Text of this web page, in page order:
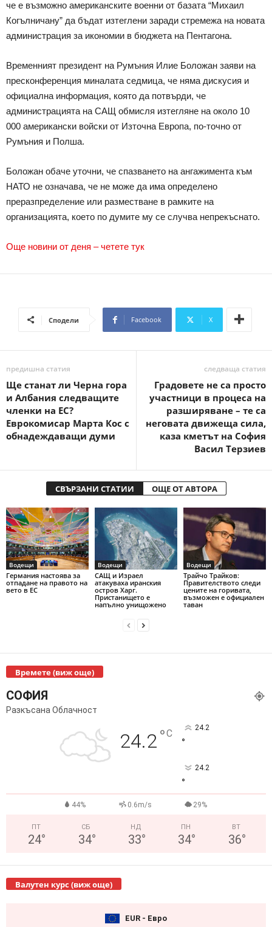
че e възможно американските военни от базата “Михаил
Когълничану” да бъдат изтеглени заради стремежа на новата
администрация за икономии в бюджета на Пентагона.
Временният президент на Румъния Илие Боложан заяви на
пресконференция миналата седмица, че няма дискусия и
официална информация, която да потвърди, че
администрацията на САЩ обмисля изтегляне на около 10
000 американски войски от Източна Европа, по-точно от
Румъния и Полша.
Боложан обаче уточни, че спазването на ангажимента към
НАТО не означава, че не може да има определено
преразпределение или разместване в рамките на
организацията, което по думите му се случва непрекъснато.
Още новини от деня – четете тук
Сподели Facebook X
предишна статия
Ще станат ли Черна гора
и Албания следващите
членки на ЕС?
Еврокомисар Марта Кос с
обнадеждаващи думи
следваща статия
Градовете не са просто
участници в процеса на
разширяване – те са
неговата движеща сила,
каза кметът на София
Васил Терзиев
СВЪРЗАНИ СТАТИИ ОЩЕ ОТ АВТОРА
Водещи
Германия настоява за
отпадане на правото на
вето в ЕС
Водещи
САЩ и Израел
атакуваха иранския
остров Харг.
Пристанището е
напълно унищожено
Водещи
Трайчо Трайков:
Правителството следи
цените на горивата,
възможен е официален
таван
Времете (виж още)
СОФИЯ
Разкъсана Облачност
24.2°C 24.2
°
24.2
°
44% 0.6m/s 29%
ПТ
24°
СБ
34°
НД
33°
ПН
34°
ВТ
36°
Валутен курс (виж още)
EUR - Евро